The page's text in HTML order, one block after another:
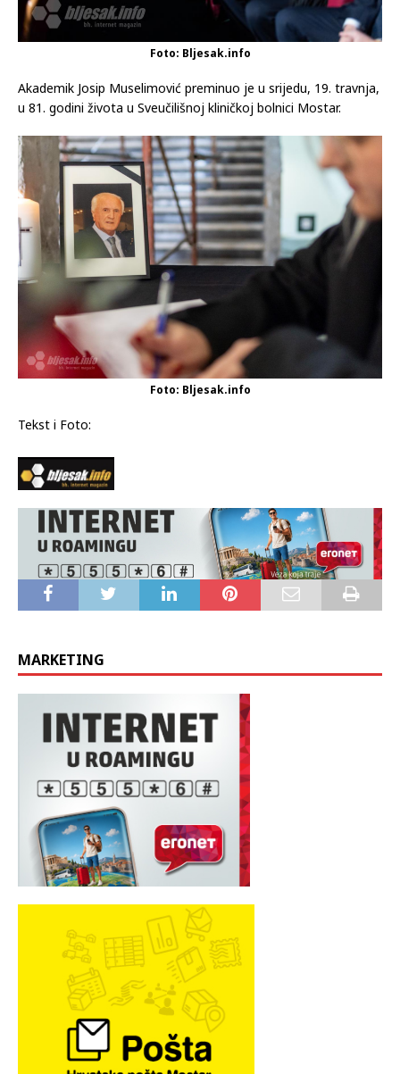
Foto: Bljesak.info
Akademik Josip Muselimović preminuo je u srijedu, 19. travnja,
u 81. godini života u Sveučilišnoj kliničkoj bolnici Mostar.
Foto: Bljesak.info
Tekst i Foto:
MARKETING